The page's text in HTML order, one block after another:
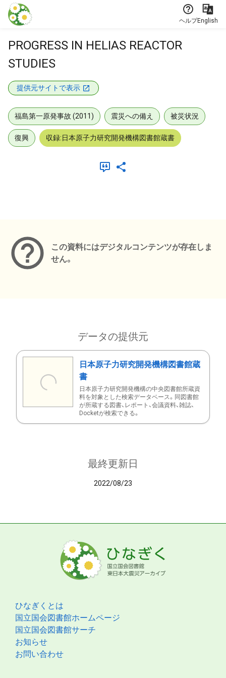
本文に飛ぶ
ヘルプEnglish
PROGRESS IN HELIAS REACTOR
STUDIES
提供元サイトで表示
福島第一原発事故 (2011) 震災への備え 被災状況
復興 収録:日本原子力研究開発機構図書館蔵書
この資料にはデジタルコンテンツが存在しま
せん。
データの提供元
日本原子力研究開発機構図書館蔵
書
日本原子力研究開発機構の中央図書館所蔵資
料を対象とした検索データベース。同図書館
が所蔵する図書、レポート、会議資料、雑誌、
Docketが検索できる。
最終更新日
2022/08/23
ひなぎくとは
国立国会図書館ホームページ
国立国会図書館サーチ
お知らせ
お問い合わせ